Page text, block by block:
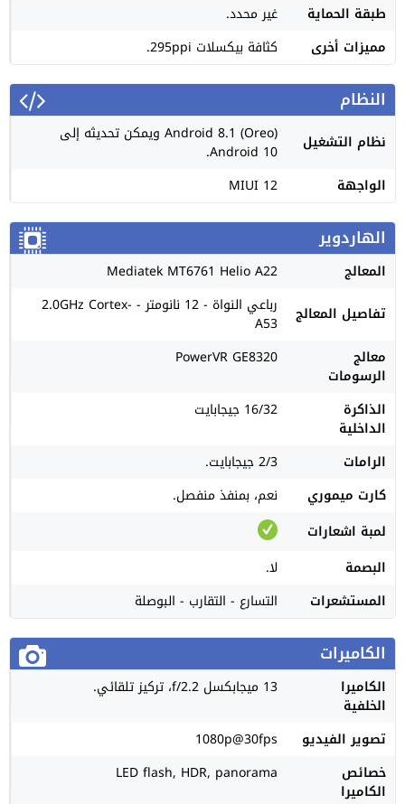
طبقة الحماية
غير محدد.
مميزات أخرى
كثافة بيكسلات 295ppi.
النظام
نظام التشغيل Android 8.1 (Oreo) ويمكن تحديثه إلى
Android 10.
الواجهة
MIUI 12
الهاردوير
المعالج
Mediatek MT6761 Helio A22
تفاصيل المعالج
رباعي النواة - 12 نانومتر - 2.0GHz Cortex-
A53
معالج
الرسومات
PowerVR GE8320
الذاكرة
الداخلية
16/32 جيجابايت
الرامات
2/3 جيجابايت.
كارت ميموري
نعم، بمنفذ منفصل.
لمبة اشعارات
البصمة
لا.
المستشعرات
التسارع - التقارب - البوصلة
الكاميرات
الكاميرا
الخلفية
13 ميجابكسل f/2.2، تركيز تلقائي.
تصوير الفيديو
1080p@30fps
خصائص
الكاميرا
LED flash, HDR, panorama